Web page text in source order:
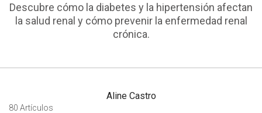
Descubre cómo la diabetes y la hipertensión afectan
la salud renal y cómo prevenir la enfermedad renal
crónica.
Aline Castro
80 Artículos